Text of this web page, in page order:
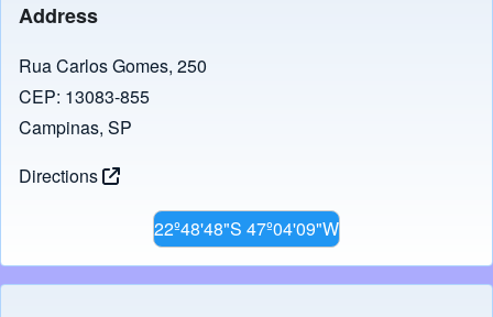
Address
Rua Carlos Gomes, 250
CEP: 13083-855
Campinas, SP
Directions
22º48'48"S 47º04'09"W